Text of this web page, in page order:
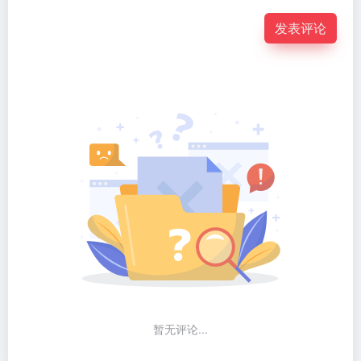
发表评论
暂无评论...